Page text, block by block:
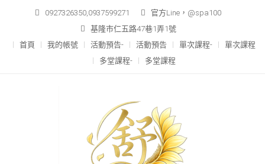
content
0927326350,0937599271
官方Line，@spa100
基隆市仁五路47巷1弄1號
首頁
我的帳號 活動預告- 活動預告 單次課程-
單次課程
多堂課程-
多堂課程